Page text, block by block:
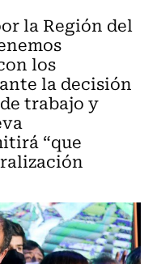
la Región del
los
la decisión
trabajo y
“que